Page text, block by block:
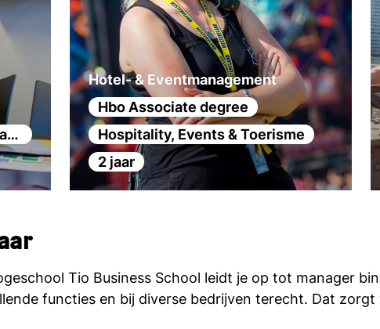
Marketing, Sales & Communicatie
Hotel- & Eventmanagement
Hbo Associate degree
Hospitality, Events & Toerisme
2 jaar
Tio Business School leidt je op tot manager
functies en bij diverse bedrijven terecht. Dat